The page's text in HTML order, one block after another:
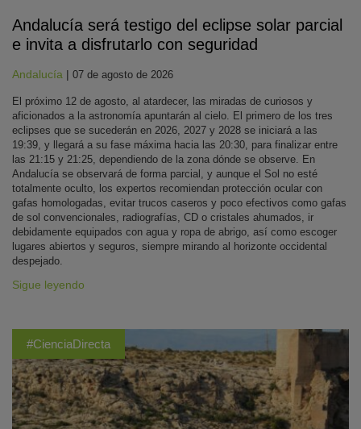
Andalucía será testigo del eclipse solar parcial
e invita a disfrutarlo con seguridad
Andalucía | 07 de agosto de 2026
El próximo 12 de agosto, al atardecer, las miradas de curiosos y
aficionados a la astronomía apuntarán al cielo. El primero de los tres
eclipses que se sucederán en 2026, 2027 y 2028 se iniciará a las
19:39, y llegará a su fase máxima hacia las 20:30, para finalizar entre
las 21:15 y 21:25, dependiendo de la zona dónde se observe. En
Andalucía se observará de forma parcial, y aunque el Sol no esté
totalmente oculto, los expertos recomiendan protección ocular con
gafas homologadas, evitar trucos caseros y poco efectivos como gafas
de sol convencionales, radiografías, CD o cristales ahumados, ir
debidamente equipados con agua y ropa de abrigo, así como escoger
lugares abiertos y seguros, siempre mirando al horizonte occidental
despejado.
Sigue leyendo
#CienciaDirecta